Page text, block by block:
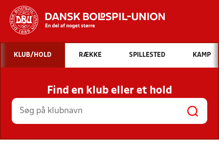
Hvad vil du søge efter?
INDHOLD OG NYHEDER
STILLINGER, RESULTATER, KLUBBER OG
HOLD
KLUB/HOLD RÆKKE SPILLESTED KAMP
Find en klub eller et hold